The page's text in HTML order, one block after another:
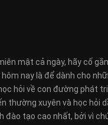
mật cả ngày, hãy cố
hôm nay là để dành cho
hỏi về con đường phát
thường xuyên và học hỏi
đào tạo cao nhất, bởi vì